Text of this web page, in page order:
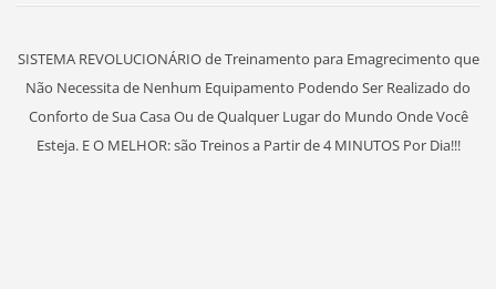
SISTEMA REVOLUCIONÁRIO de Treinamento para Emagrecimento que
Não Necessita de Nenhum Equipamento Podendo Ser Realizado do
Conforto de Sua Casa Ou de Qualquer Lugar do Mundo Onde Você
Esteja. E O MELHOR: são Treinos a Partir de 4 MINUTOS Por Dia!!!